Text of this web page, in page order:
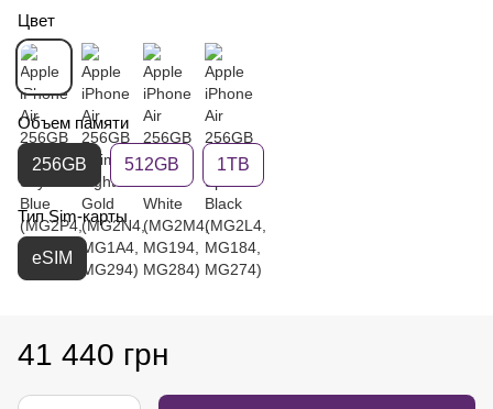
Цвет
Объем памяти
256GB 512GB 1TB
Тип Sim-карты
eSIM
41 440 грн